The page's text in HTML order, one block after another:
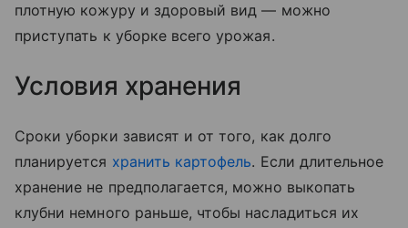
плотную кожуру и здоровый вид — можно
приступать к уборке всего урожая.
Условия хранения
Сроки уборки зависят и от того, как долго
планируется хранить картофель. Если длительное
хранение не предполагается, можно выкопать
клубни немного раньше, чтобы насладиться их